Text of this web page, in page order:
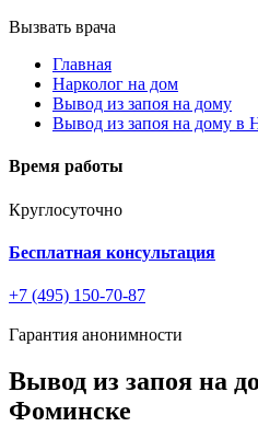
Вызвать врача
Главная
Нарколог на дом
Вывод из запоя на дому
Вывод из запоя на дому в
Время работы
Круглосуточно
Бесплатная консультация
+7 (495) 150-70-87
Гарантия анонимности
Вывод из запоя на
Фоминске